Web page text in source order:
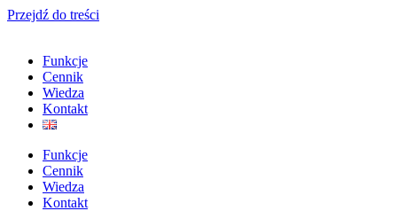
Przejdź do treści
Funkcje
Cennik
Wiedza
Kontakt
Funkcje
Cennik
Wiedza
Kontakt